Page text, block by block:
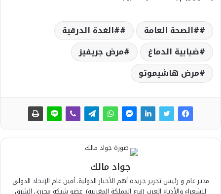
#الصحة العامة
#الغدة الدرقية
ضبابية الدماغ
مرض جريفيز
مرض هاشيموتو
جواد مالك
مدير عام و رئيس تحرير جريدة أهم الأخبار الدولية. أمين عام الإتحاد الدولي
للشعراء والأدباء العرب (فرع المملكة المغربية). عضو شبكة محرري الشرق